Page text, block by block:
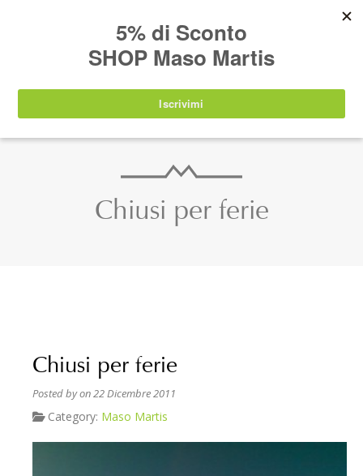
IT EN DE SHOP
Chiusi per ferie
Chiusi per ferie
Posted byon 22 Dicembre 2011
Category: Maso Martis
nuovamente disponibili a partire da
agosto 2026.